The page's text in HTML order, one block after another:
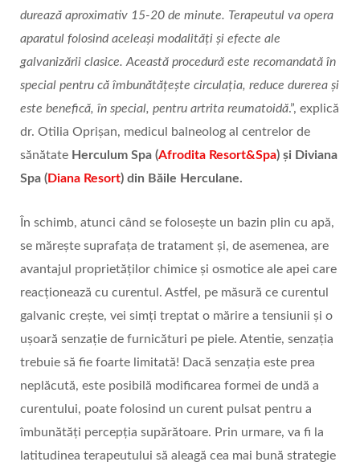
durează aproximativ 15-20 de minute. Terapeutul va opera
aparatul folosind aceleași modalități și efecte ale
galvanizării clasice. Această procedură este recomandată în
special pentru că îmbunătățește circulația, reduce durerea și
este benefică, în special, pentru artrita reumatoidă.”, explică
dr. Otilia Oprișan, medicul balneolog al centrelor de
sănătate Herculum Spa (Afrodita Resort&Spa) și Diviana
Spa (Diana Resort) din Băile Herculane.
În schimb, atunci când se folosește un bazin plin cu apă,
se mărește suprafața de tratament și, de asemenea, are
avantajul proprietăților chimice și osmotice ale apei care
reacționează cu curentul. Astfel, pe măsură ce curentul
galvanic crește, vei simți treptat o mărire a tensiunii și o
ușoară senzație de furnicături pe piele. Atentie, senzația
trebuie să fie foarte limitată! Dacă senzația este prea
neplăcută, este posibilă modificarea formei de undă a
curentului, poate folosind un curent pulsat pentru a
îmbunătăți percepția supărătoare. Prin urmare, va fi la
latitudinea terapeutului să aleagă cea mai bună strategie